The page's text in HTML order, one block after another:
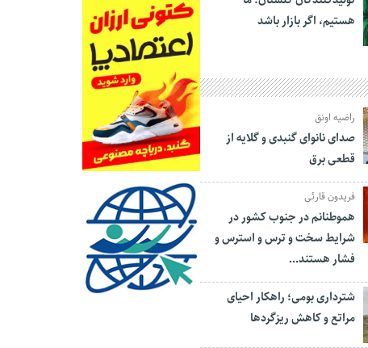
هستیم، اگر بازار باشد
راضیه اونق
صدای نانوای گنبدی و گلایه از
قطعی برق
فریدون قارئی
هموطنانم در جنوب کشور در
شرایط سخت و ترس و استرس و
فشار هستند…
شترداری بومی؛ راهکار احیای
مراتع و کاهش ریزگردها